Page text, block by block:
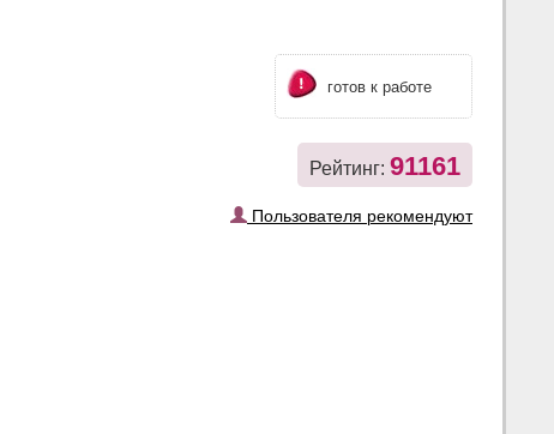
готов к работе
Рейтинг: 91161
Пользователя рекомендуют